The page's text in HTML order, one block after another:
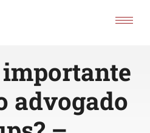
importante
advogado